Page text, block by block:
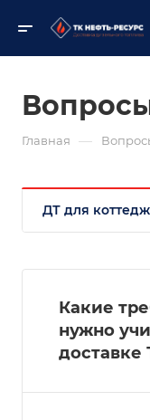
Главная —
ДТ для
Какие
нужно
доставке